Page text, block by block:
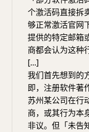
个激活码直接拆
够正常激活官
提供的特定邮箱
商都会认为这种
[...]
我们首先想到的
即，注册软件著
苏州某公司在行
商，或其行为本
非议。但「未告